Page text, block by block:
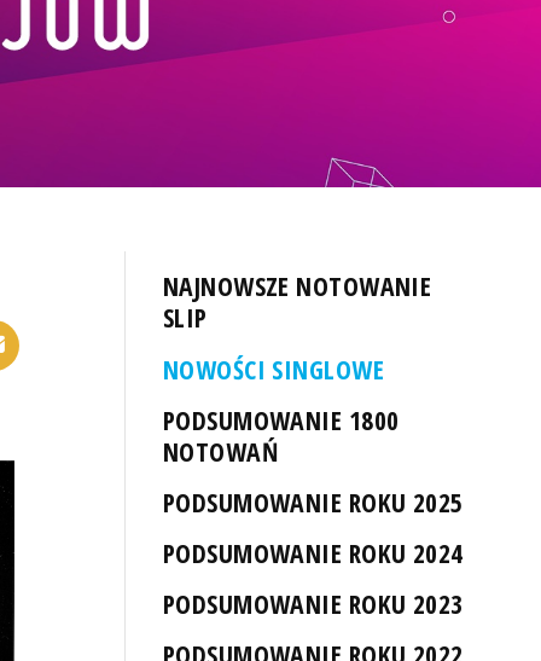
NAJNOWSZE NOTOWANIE
SLIP
NOWOŚCI SINGLOWE
PODSUMOWANIE 1800
NOTOWAŃ
PODSUMOWANIE ROKU 2025
PODSUMOWANIE ROKU 2024
PODSUMOWANIE ROKU 2023